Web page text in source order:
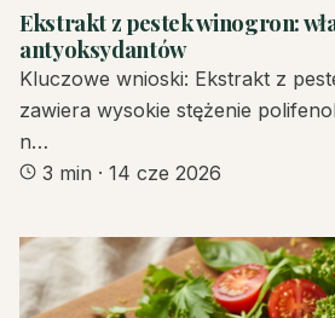
Ekstrakt z pestek winogron:
antyoksydantów
Kluczowe wnioski: Ekstrakt z
zawiera wysokie stężenie
n…
3 min · 14 cze 2026